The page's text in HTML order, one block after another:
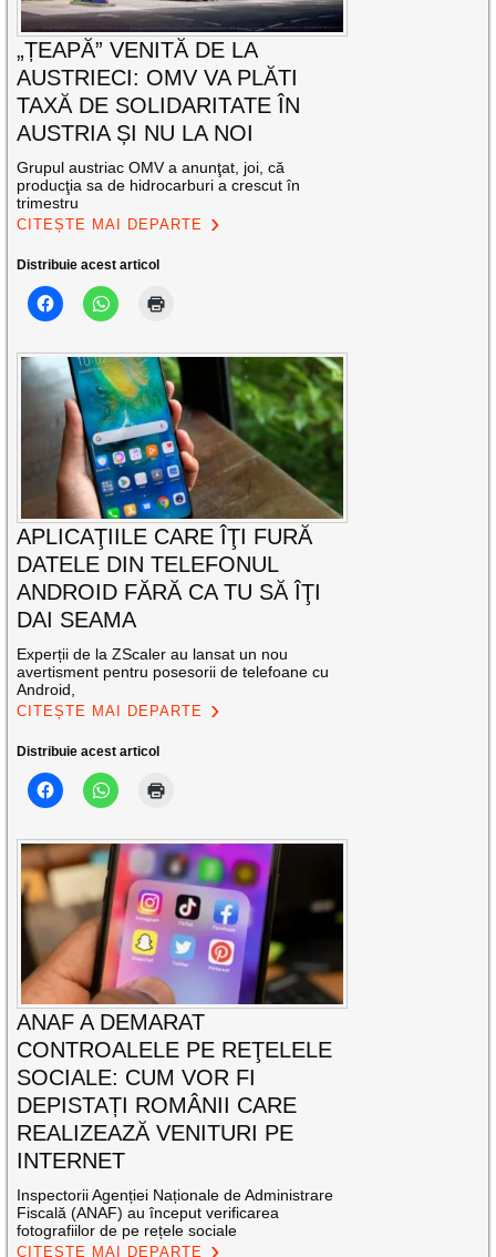
„ȚEAPĂ” VENITĂ DE LA
AUSTRIECI: OMV VA PLĂTI
TAXĂ DE SOLIDARITATE ÎN
AUSTRIA ȘI NU LA NOI
Grupul austriac OMV a anunţat, joi, că
producţia sa de hidrocarburi a crescut în
trimestru
CITEȘTE MAI DEPARTE
Distribuie acest articol
APLICAŢIILE CARE ÎŢI FURĂ
DATELE DIN TELEFONUL
ANDROID FĂRĂ CA TU SĂ ÎŢI
DAI SEAMA
Experții de la ZScaler au lansat un nou
avertisment pentru posesorii de telefoane cu
Android,
CITEȘTE MAI DEPARTE
Distribuie acest articol
ANAF A DEMARAT
CONTROALELE PE REŢELELE
SOCIALE: CUM VOR FI
DEPISTAȚI ROMÂNII CARE
REALIZEAZĂ VENITURI PE
INTERNET
Inspectorii Agenției Naționale de Administrare
Fiscală (ANAF) au început verificarea
fotografiilor de pe rețele sociale
CITEȘTE MAI DEPARTE